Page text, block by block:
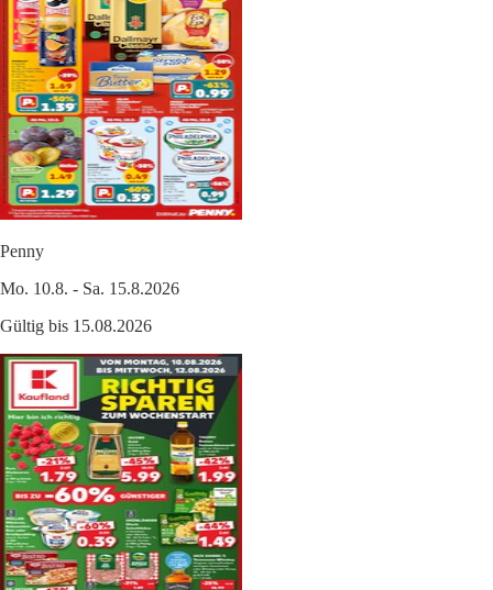
Penny
Mo. 10.8. - Sa. 15.8.2026
Gültig bis 15.08.2026